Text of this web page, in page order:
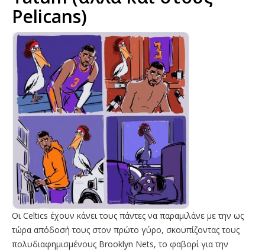
Pelicans)
Οι Celtics έχουν κάνει τους πάντες να παραμιλάνε με την ως
τώρα απόδοσή τους στον πρώτο γύρο, σκουπίζοντας τους
πολυδιαφημισμένους Brooklyn Nets, το φαβορί για την